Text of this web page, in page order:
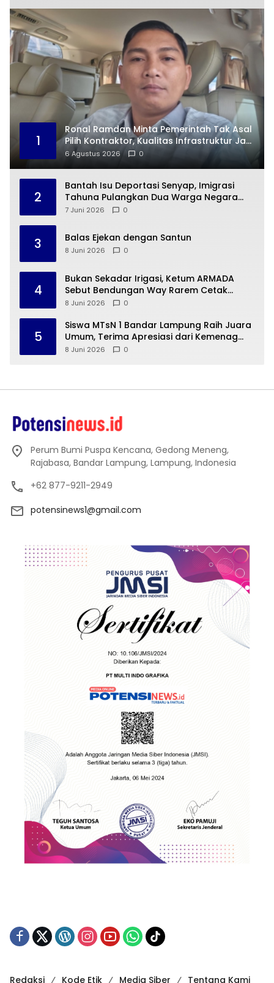
1
Ronal Ramdan Minta Pemerintah Tak Asal
Pilih Kontraktor, Kualitas Infrastruktur Jadi
Taruhan
6 Agustus 2026 0
2
Bantah Isu Deportasi Senyap, Imigrasi
Tahuna Pulangkan Dua Warga Negara
Cina ke Guangzhou
7 Juni 2026 0
3 Balas Ejekan dengan Santun
8 Juni 2026 0
4
Bukan Sekadar Irigasi, Ketum ARMADA
Sebut Bendungan Way Rarem Cetak
Sejarah Peradaban Lampung
8 Juni 2026 0
5
Siswa MTsN 1 Bandar Lampung Raih Juara
Umum, Terima Apresiasi dari Kemenag
Kota Bandar Lampung
8 Juni 2026 0
Perum Bumi Puspa Kencana, Gedong Meneng,
Rajabasa, Bandar Lampung, Lampung, Indonesia
+62 877-9211-2949
potensinews1@gmail.com
Redaksi Kode Etik Media Siber Tentang Kami